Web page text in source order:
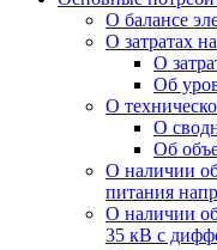
О балансе
О затратах
О
Об
О
О
Об
О наличии
питания
О наличии
35 кВ с